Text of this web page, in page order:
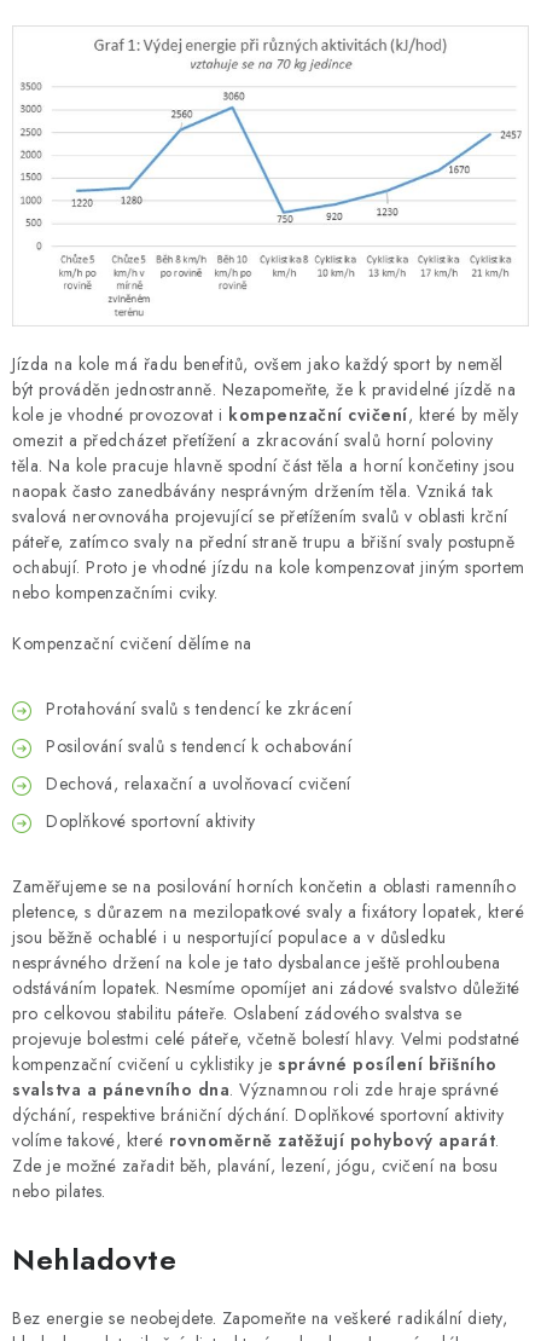
Jízda na kole má řadu benefitů, ovšem jako každý sport by neměl
být prováděn jednostranně. Nezapomeňte, že k pravidelné jízdě na
kole je vhodné provozovat i kompenzační cvičení, které by měly
omezit a předcházet přetížení a zkracování svalů horní poloviny
těla. Na kole pracuje hlavně spodní část těla a horní končetiny jsou
naopak často zanedbávány nesprávným držením těla. Vzniká tak
svalová nerovnováha projevující se přetížením svalů v oblasti krční
páteře, zatímco svaly na přední straně trupu a břišní svaly postupně
ochabují. Proto je vhodné jízdu na kole kompenzovat jiným sportem
nebo kompenzačními cviky.
Kompenzační cvičení dělíme na
Protahování svalů s tendencí ke zkrácení
Posilování svalů s tendencí k ochabování
Dechová, relaxační a uvolňovací cvičení
Doplňkové sportovní aktivity
Zaměřujeme se na posilování horních končetin a oblasti ramenního
pletence, s důrazem na mezilopatkové svaly a fixátory lopatek, které
jsou běžně ochablé i u nesportující populace a v důsledku
nesprávného držení na kole je tato dysbalance ještě prohloubena
odstáváním lopatek. Nesmíme opomíjet ani zádové svalstvo důležité
pro celkovou stabilitu páteře. Oslabení zádového svalstva se
projevuje bolestmi celé páteře, včetně bolestí hlavy. Velmi podstatné
kompenzační cvičení u cyklistiky je správné posílení břišního
svalstva a pánevního dna. Významnou roli zde hraje správné
dýchání, respektive brániční dýchání. Doplňkové sportovní aktivity
volíme takové, které rovnoměrně zatěžují pohybový aparát.
Zde je možné zařadit běh, plavání, lezení, jógu, cvičení na bosu
nebo pilates.
Nehladovte
Bez energie se neobejdete. Zapomeňte na veškeré radikální diety,